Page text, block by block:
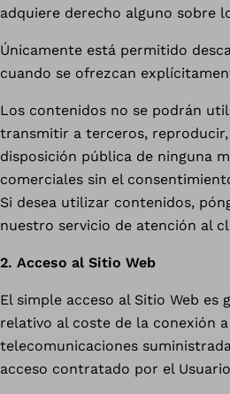
adquiere derecho alguno sobre
Únicamente está permitido
cuando se ofrezcan
Los contenidos no se podrán
transmitir a terceros,
disposición pública de ninguna
comerciales sin el
Si desea utilizar contenidos,
nuestro servicio de atención al
2. Acceso al Sitio Web
El simple acceso al Sitio Web es
relativo al coste de la conexión
telecomunicaciones
acceso contratado por el